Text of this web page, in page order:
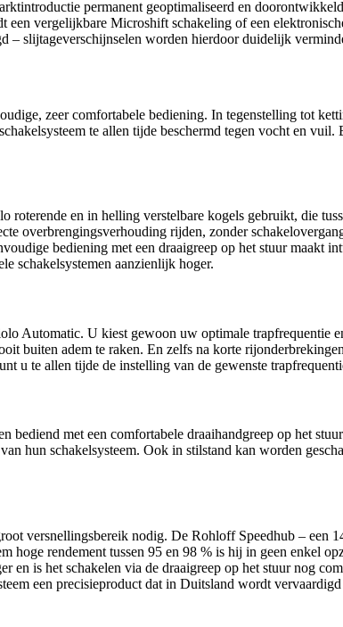
permanent geoptimaliseerd en
vergelijkbare Microshift schakeling of een
– slijtageverschijnselen worden hierdoor duidelijk
zeer comfortabele bediening. In tegenstelling tot
te allen tijde beschermd tegen vocht en
en in helling verstelbare kogels gebruikt, die
overbrengingsverhouding rijden, zonder
bediening met een draaigreep op het stuur maakt
schakelsystemen aanzienlijk hoger.
Automatic. U kiest gewoon uw optimale trapfrequentie
buiten adem te raken. En zelfs na korte
u te allen tijde de instelling van de gewenste
met een comfortabele draaihandgreep op het
hun schakelsysteem. Ook in stilstand kan worden
versnellingsbereik nodig. De Rohloff Speedhub – een
hoge rendement tussen 95 en 98 % is hij in geen enkel
en is het schakelen via de draaigreep op het stuur nog
een precisieproduct dat in Duitsland wordt